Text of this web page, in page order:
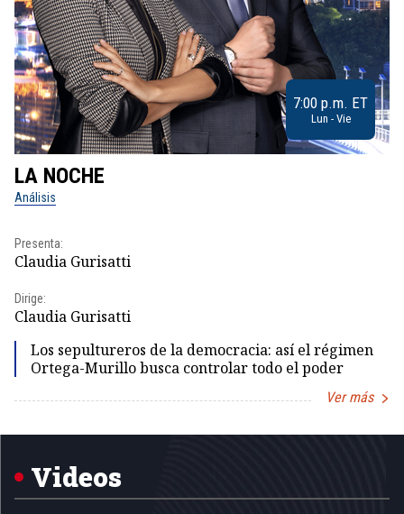
7:00 p.m. ET
Lun - Vie
LA NOCHE
Análisis
Presenta:
Claudia Gurisatti
Dirige:
Claudia Gurisatti
Los sepultureros de la democracia: así el régimen
Ortega-Murillo busca controlar todo el poder
Ver más
1
Videos